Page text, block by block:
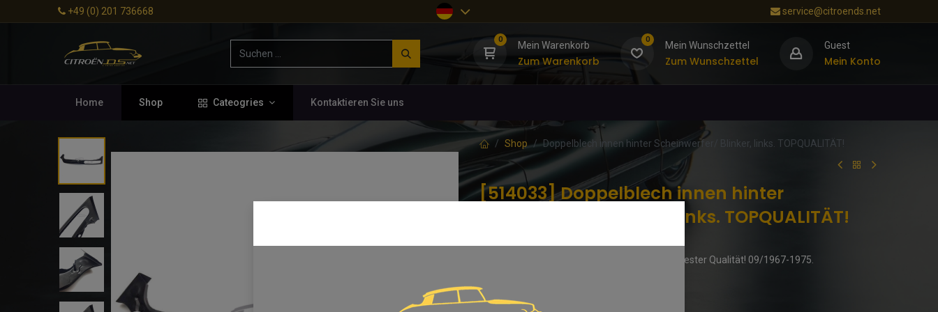
+49 (0) 201 736668 service@citroends.net
0
Mein Warenkorb
Zum Warenkorb
0
Mein Wunschzettel
Zum Wunschzettel
Guest
Mein Konto
Home Shop Cateogries Kontaktieren Sie uns
Shop Doppelblech innen hinter Scheinwerfer/ Blinker, links. TOPQUALITÄT!
[514033] Doppelblech innen hinter
Scheinwerfer/ Blinker, links. TOPQUALITÄT!
In Deutschland gefertigtes Reparaturblech in bester Qualität! 09/1967-1975.
141,61